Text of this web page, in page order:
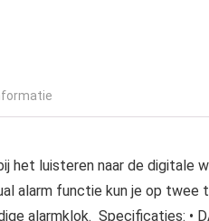
het luisteren naar de digitale
alarm functie kun je op
alarmklok. Specificaties: •